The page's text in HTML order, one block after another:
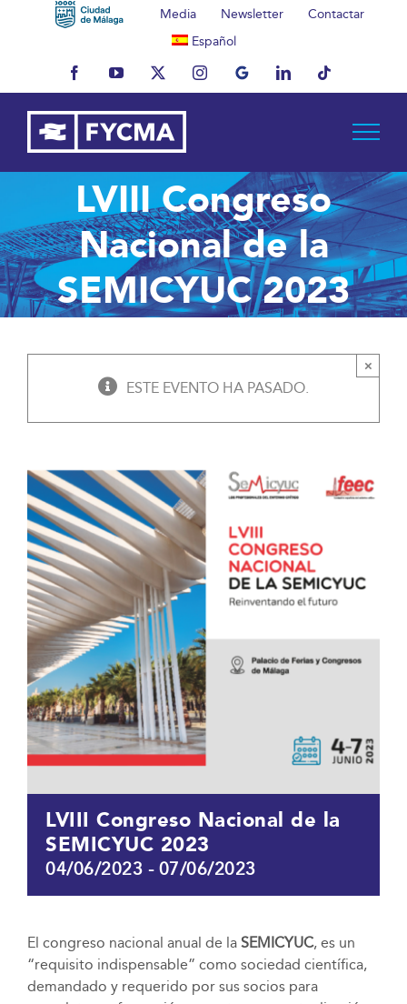
Media Newsletter
Contactar
Español
FacebookYouTubeX InstagramMyBusinessLinkedInTiktok
LVIII Congreso
Nacional de la
SEMICYUC 2023
ESTE EVENTO HA PASADO.
×
LVIII Congreso Nacional de la
SEMICYUC 2023
04/06/2023 - 07/06/2023
El congreso nacional anual de la SEMICYUC, es un
“requisito indispensable” como sociedad científica,
demandado y requerido por sus socios para